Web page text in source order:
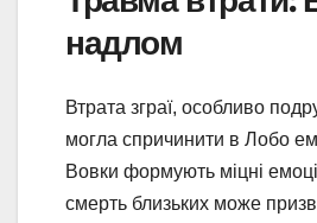
надлом
Втрата зграї, особливо
могла спричинити в Лобо
Вовки формують міцні
смерть близьких може